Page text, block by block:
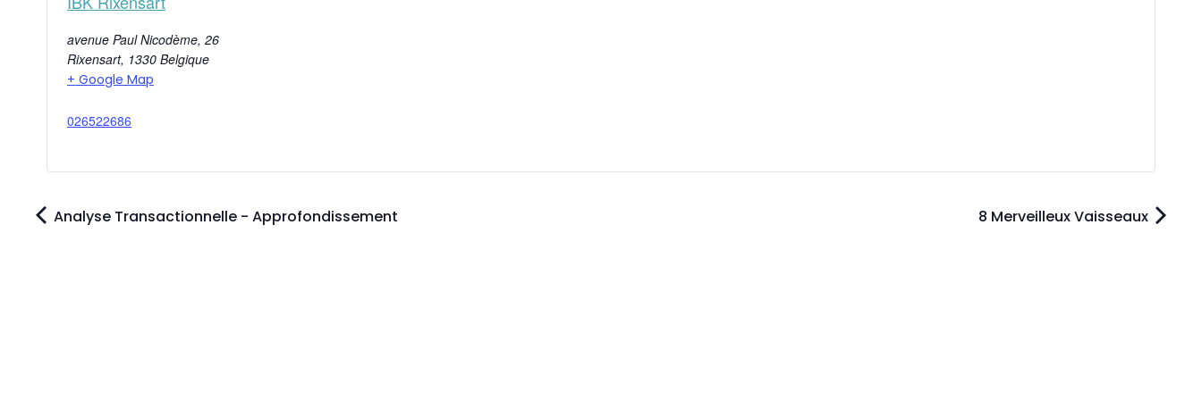
avenue Paul Nicodème, 26
Rixensart, 1330 Belgique
+ Google Map
026522686
Analyse Transactionnelle - Approfondissement 8 Merveilleux Vaisseaux